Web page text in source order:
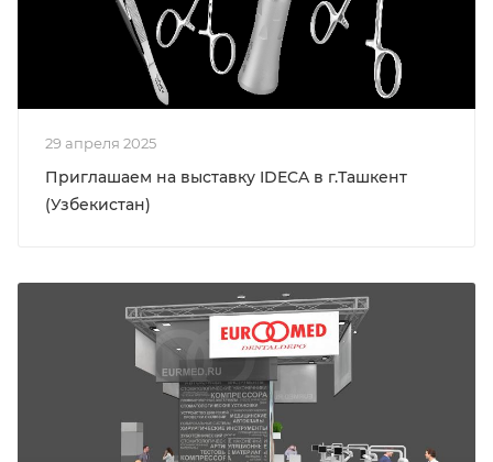
29 апреля 2025
Приглашаем на выставку IDECA в г.Ташкент
(Узбекистан)